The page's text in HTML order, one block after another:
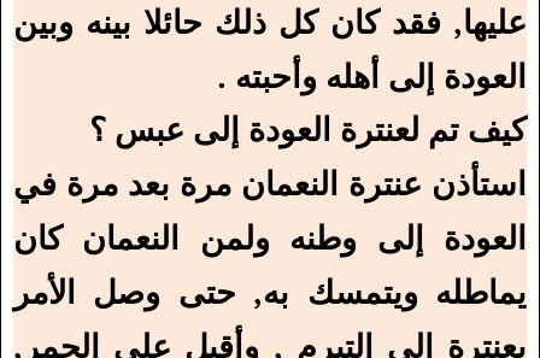
عليها, فقد كان كل ذلك حائلا بينه وبين
العودة إلى أهله وأحبته .
كيف تم لعنترة العودة إلى عبس ؟
استأذن عنترة النعمان مرة بعد مرة في
العودة إلى وطنه ولمن النعمان كان
يماطله ويتمسك به, حتى وصل الأمر
بعنترة إلى التبرم , وأقبل على الحمر,